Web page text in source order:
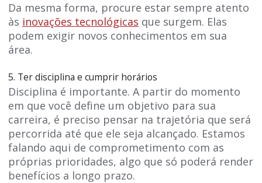
Da mesma forma, procure estar sempre atento
às inovações tecnológicas que surgem. Elas
podem exigir novos conhecimentos em sua
área.
5. Ter disciplina e cumprir horários
Disciplina é importante. A partir do momento
em que você define um objetivo para sua
carreira, é preciso pensar na trajetória que será
percorrida até que ele seja alcançado. Estamos
falando aqui de comprometimento com as
próprias prioridades, algo que só poderá render
benefícios a longo prazo.